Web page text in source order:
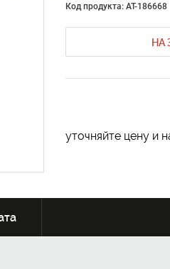
Код продукта: AT-186668
НА
уточняйте цену и